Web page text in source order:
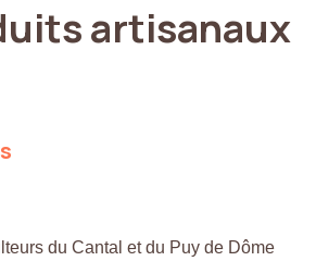
artisanaux
du Cantal et du Puy de Dôme